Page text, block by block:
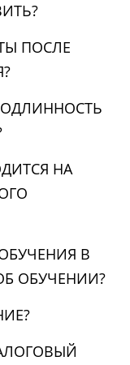
ПОСЛЕ
НА
В
ОБУЧЕНИИ?